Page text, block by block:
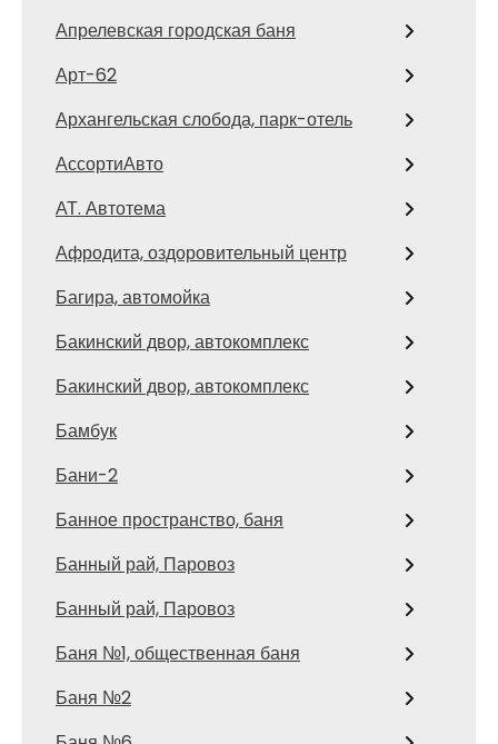
Апрелевская городская баня
Арт-62
Архангельская слобода, парк-отель
АссортиАвто
АТ. Автотема
Афродита, оздоровительный центр
Багира, автомойка
Бакинский двор, автокомплекс
Бакинский двор, автокомплекс
Бамбук
Бани-2
Банное пространство, баня
Банный рай, Паровоз
Банный рай, Паровоз
Баня №1, общественная баня
Баня №2